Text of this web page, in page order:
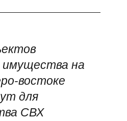
на
востоке
для
СВХ